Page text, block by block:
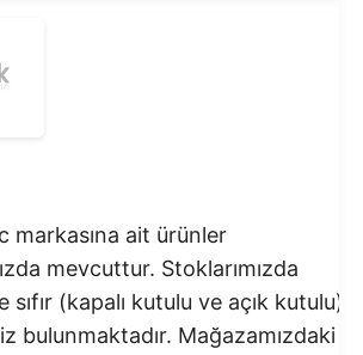
markasına ait ürünler
mevcuttur. Stoklarımızda
sıfır (kapalı kutulu ve açık kutulu)
bulunmaktadır.​ Mağazamızdaki